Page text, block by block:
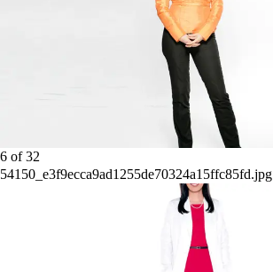
6 of32
54150_e3f9ecca9ad1255de70324a15ffc85fd.jpg